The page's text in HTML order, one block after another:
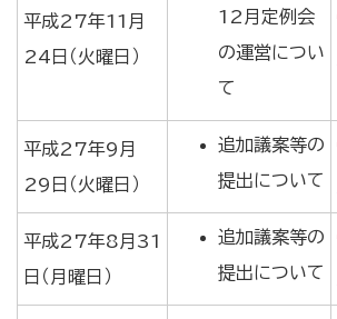
平成27年11月
24日（火曜日）
12月定例会
の運営につい
て
平成27年9月
29日（火曜日）
追加議案等の
提出について
平成27年8月31
日（月曜日）
追加議案等の
提出について